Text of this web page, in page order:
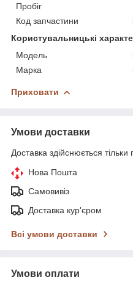
Пробіг
Код запчастини
Користувальницькі
Модель
Марка
Приховати
Умови доставки
Доставка здійснюється тільки
Нова Пошта
Самовивіз
Доставка кур'єром
Всі умови доставки
Умови оплати